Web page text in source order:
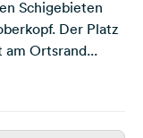
Schigebieten
Der Platz
Ortsrand...